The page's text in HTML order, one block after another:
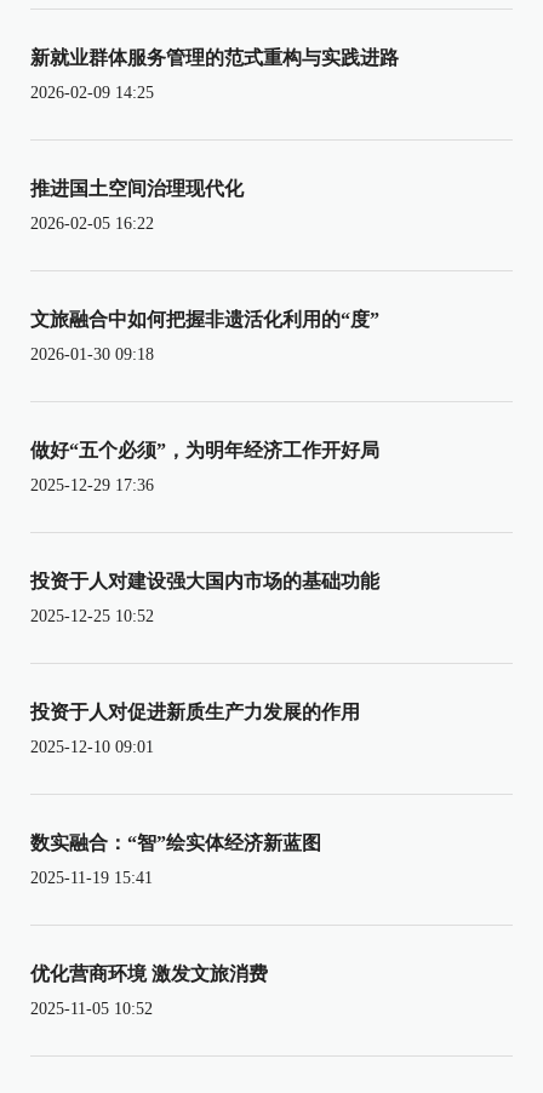
新就业群体服务管理的范式重构与实践进路
2026-02-09 14:25
推进国土空间治理现代化
2026-02-05 16:22
文旅融合中如何把握非遗活化利用的“度”
2026-01-30 09:18
做好“五个必须”，为明年经济工作开好局
2025-12-29 17:36
投资于人对建设强大国内市场的基础功能
2025-12-25 10:52
投资于人对促进新质生产力发展的作用
2025-12-10 09:01
数实融合：“智”绘实体经济新蓝图
2025-11-19 15:41
优化营商环境 激发文旅消费
2025-11-05 10:52